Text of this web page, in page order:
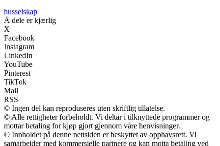
husselskap
Å dele er kjærlig
X
Facebook
Instagram
LinkedIn
YouTube
Pinterest
TikTok
Mail
RSS
© Ingen del kan reproduseres uten skriftlig tillatelse.
© Alle rettigheter forbeholdt. Vi deltar i tilknyttede programmer og
mottar betaling for kjøp gjort gjennom våre henvisninger.
© Innholdet på denne nettsiden er beskyttet av opphavsrett. Vi
samarbeider med kommersielle partnere og kan motta betaling ved